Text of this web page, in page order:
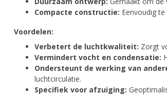
Compacte constructie: Eenvoudig
Voordelen:
Verbetert de luchtkwaliteit: Zorgt
Vermindert vocht en condensatie:
Ondersteunt de werking van
luchtcirculatie.
Specifiek voor afzuiging: